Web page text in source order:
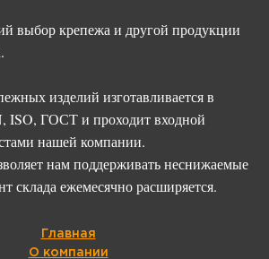
выбор крепежа и другой продукции
изделий изготавливается в
ISO, ГОСТ и проходит входной
нашей компании.
нам поддерживать неснижаемые
склада ежемесячно расширяется.
Главная
О компании